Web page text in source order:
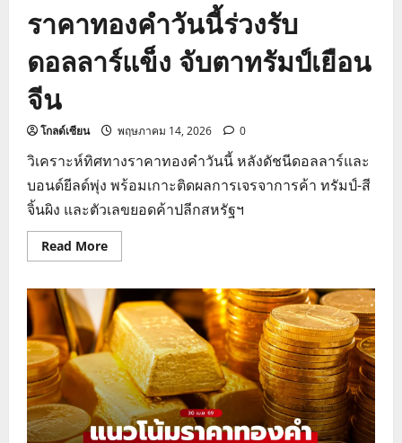
ราคาทองคำวันนี้ร่วงรับ
ดอลลาร์แข็ง จับตาทรัมป์เยือน
จีน
โกลด์เซียน พฤษภาคม 14, 2026 0
วิเคราะห์ทิศทางราคาทองคำวันนี้ หลังดัชนีดอลลาร์และ
บอนด์ยีลด์พุ่ง พร้อมเกาะติดผลการเจรจาการค้า ทรัมป์-สี
จิ้นผิง และตัวเลขยอดค้าปลีกสหรัฐฯ
Read MoreRead
more
ทองคำ
วัน
นี้
ร่วง
รับ
ดอลลาร์
แข็ง
จับ
ตา
ทรัมป์
เยือน
จีน